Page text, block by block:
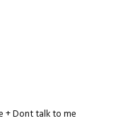
+ Dont talk to me